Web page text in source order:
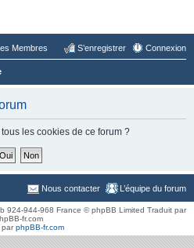
Membres Connexion
S’enregistrer
les cookies de ce forum ?
L’équipe du forum
Nous contacter
924-944-968 France © phpBB Limited Traduit par
fr.com
parphpBB-fr.com